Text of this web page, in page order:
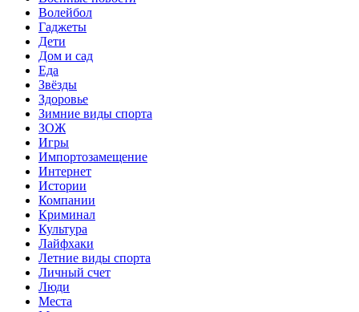
Волейбол
Гаджеты
Дети
Дом и сад
Еда
Звёзды
Здоровье
Зимние виды спорта
ЗОЖ
Игры
Импортозамещение
Интернет
Истории
Компании
Криминал
Культура
Лайфхаки
Летние виды спорта
Личный счет
Люди
Места